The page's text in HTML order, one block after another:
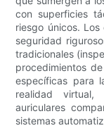
con superficies
riesgo únicos.
seguridad
tradicionales
procedimientos
específicas para
realidad
auriculares
sistemas